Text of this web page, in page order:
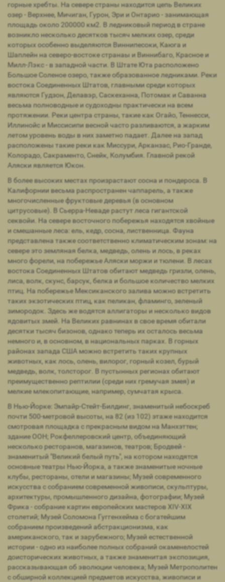
горные хребты. На севере страны находится цепь Великих
озер - Верхнее, Мичиган, Гурон, Эри и Онтарио - занимающая
площадь около 200000 км2. В ледниковый период в стране
возникло несколько десятков тысяч мелких озер, среди
которых особенно выделяются Виннипесоки, Каюга и
Шаплейн на северо-востоке странаы и Виннибаго, Красное и
Милл-Лэкс - в западной части. В Штате Юта расположено
Большое Соленое озеро, также образованное ледниками. Реки
востока Соединенных Штатов, главными среди которых
являются Гудзон, Делавэр, Саскеханна, Потомак и Саванна
весьма полноводные и судоходны практически на всем
протяжении. Реки центра страны, такие как Огайо, Теннесси,
Иллинойс и Миссисипи весной часто разливаются, а жарким
летом уровень воды в них заметно падает. Далее на запад
расположены такие реки как Миссури, Арканзас, Рио-Гранде,
Колорадо, Сакраменто, Снейк, Колумбия. Главной рекой
Аляски является Юкон.
В более высоких местах произрастают сосна и пондероса. В
Калифорнии весьма распространен чаппарель, а также
многочисленные фруктовые деревья (в основном
цитрусовые). В Сьерра-Неваде растут леса гигантской
секвойи. На севере восточного побережья находятся хвойные
и смешанные леса: ель, кедр, сосна, лиственница. Фауна
представлена также соответственно климатическим зонам: на
севере это земляная белка, медведь, олень и лось, в реках
много форели, на побережье Аляски моржи и тюлени. В лесах
востока Соединенных Штатов обитают медведь гризли, олень,
лиса, волк, скунс, барсук, белка и большое количество мелких
птиц. На побережье Мексиканского залива можно встретить
таких экзотических птиц, как пеликан, фламинго, зеленый
зимородок. Здесь же водятся аллигаторы и несколько видов
ядовитых змей. На Великих равнинах в свое время обитали
десятки тысяч бизонов, однако теперь их осталось весьма
немного и, в основном, в национальных парках. В горных
районах запада США можно встретить таких крупных
животных, как лось, олень, вилорог, горный козел, бурый
медведь, волк, толсторог. В пустынных регионах обитают
преимущественно рептилии (среди них гремучая змея) и
мелкие млекопитающие, например, сумчатая крыса.
В Нью-Йорке: Эмпайр-Стейт-Билдинг, знаменитый небоскреб
почти 500-метровой высоты, на 82 (из 102) этаже находится
смотровая площадка с прекрасным видом на Манхэттен;
здание ООН; Рокфеллеровский центр, объединяющий
несколько ресторанов, магазинов, театров; Бродвей -
знаменитый "Великий белый путь", на котором находятся
основные театры Нью-Йорка, а также знаменитые ночные
клубы, рестораны, отели и магазины; Музей современного
искусства с собранием современной живописи, скульптуры,
архитектуры, промышленного дизайна, фотографии; Музей
Фрика - собрание картин европейских мастеров XIV-XIX
столетий; Музей Соломона Гуггенхейма с богатейшим
собранием произведений абстракционизма, как
американского, так и зарубежного; Музей естественной
истории - одно из наиболее полных собраний окаменелостей
доисторических животных, а также знаменитая экспозиция,
рассказывающая об эволюции человека; Музей Метрополитен
с обширной коллекцией предметов искусства, живописи и